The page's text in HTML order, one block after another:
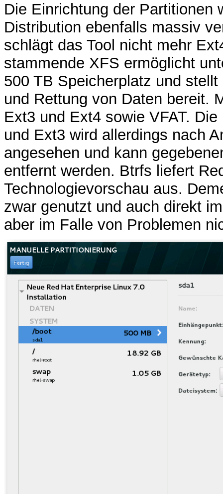
Die Einrichtung der Partitionen
Distribution ebenfalls massiv
schlägt das Tool nicht mehr
stammende XFS ermöglicht
500 TB Speicherplatz und
und Rettung von Daten bereit.
Ext3 und Ext4 sowie VFAT.
und Ext3 wird allerdings nach
angesehen und kann
entfernt werden. Btrfs liefert
Technologievorschau aus.
zwar genutzt und auch direkt
aber im Falle von Problemen